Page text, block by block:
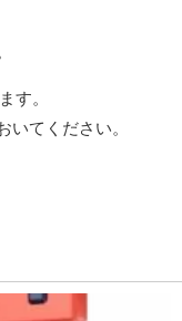
す。
いてください。